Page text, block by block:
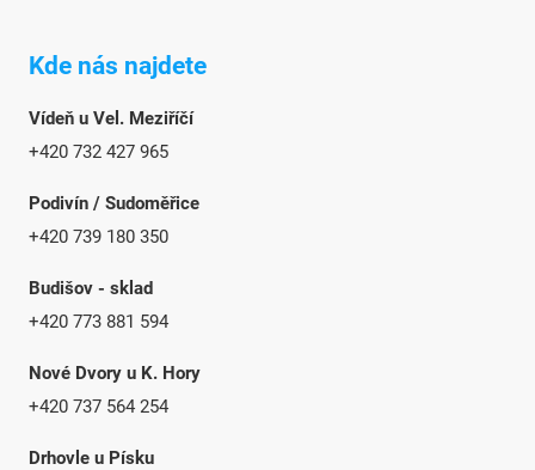
Kde nás najdete
Vídeň u Vel. Meziříčí
+420 732 427 965
Podivín / Sudoměřice
+420 739 180 350
Budišov - sklad
+420 773 881 594
Nové Dvory u K. Hory
+420 737 564 254
Drhovle u Písku